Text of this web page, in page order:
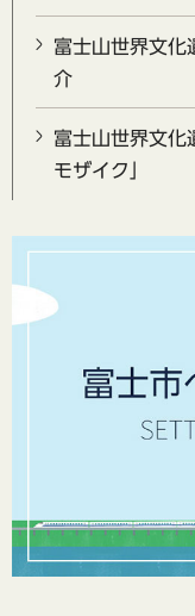
富士山世界文化
介
富士山世界文化
モザイク」